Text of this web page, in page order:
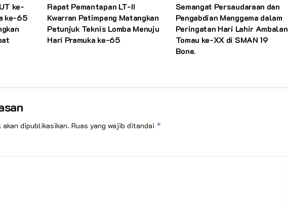
ke-
ke-65
Rapat Pemantapan LT-II
Kwarran Patimpeng Matangkan
Petunjuk Teknis Lomba Menuju
Hari Pramuka ke-65
Semangat Persaudaraan dan
Pengabdian Menggema dalam
Peringatan Hari Lahir Ambalan
Tomau ke-XX di SMAN 19
Bone.
dipublikasikan. Ruas yang wajib ditandai *